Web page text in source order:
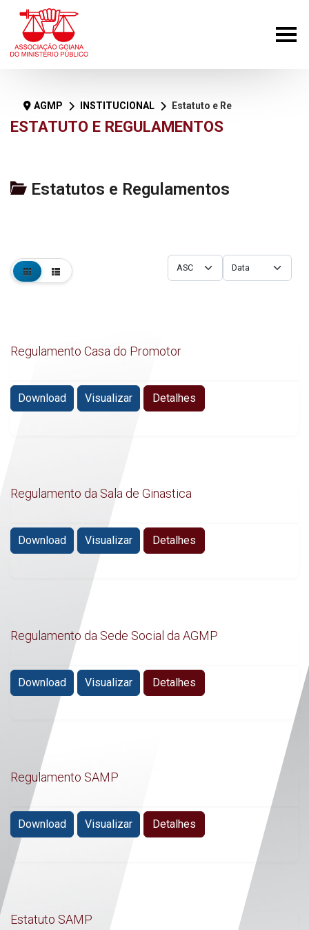
ESTATUTO E REGULAMENTOS
AGMP INSTITUCIONAL Estatuto e Regulamentos
Estatutos e Regulamentos
Regulamento Casa do Promotor
Download Visualizar Detalhes
Regulamento da Sala de Ginastica
Download Visualizar Detalhes
Regulamento da Sede Social da AGMP
Download Visualizar Detalhes
Regulamento SAMP
Download Visualizar Detalhes
Estatuto SAMP